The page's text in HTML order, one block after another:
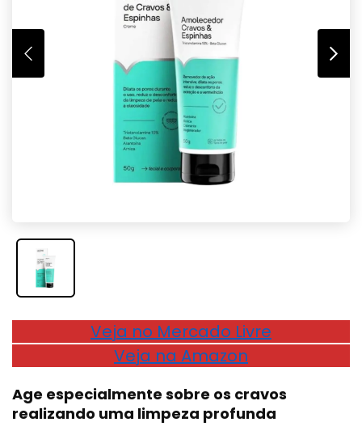
Veja no Mercado Livre
Veja na Amazon
Age especialmente sobre os cravos
realizando uma limpeza profunda